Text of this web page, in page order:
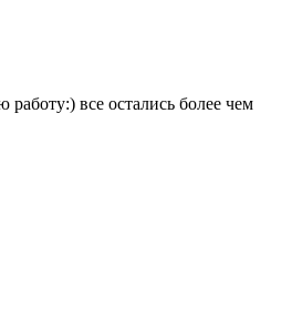
все остались более чем